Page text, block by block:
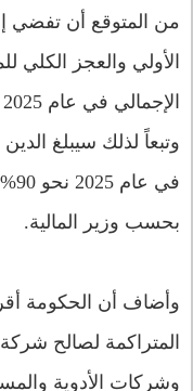
من المتوقع أن تفضي
الأولي والعجز الكلي
وتبعاً لذلك سيبلغ
بحسب وزير المالية.
وأضاف أن الحكومة
المتراكمة لصالح
وشركات الأدوية